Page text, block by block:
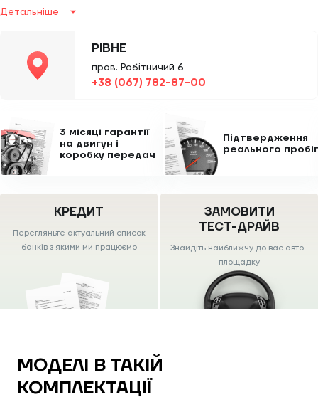
Детальніше
РІВНЕ
пров. Робітничий 6
+38 (067) 782-87-00
3 місяці гарантії
на двигун і
коробку передач
Підтвердження
реального
КРЕДИТ
Перегляньте актуальний список
банків з якими ми працюємо
ЗАМОВИТИ
ТЕСТ-ДРАЙВ
Знайдіть найближчу до вас авто-
площадку
МОДЕЛІ В ТАКІЙ
КОМПЛЕКТАЦІЇ